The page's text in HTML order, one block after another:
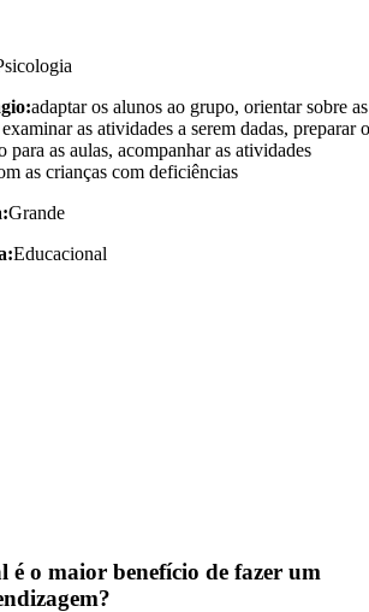
adaptar os alunos ao grupo, orientar sobre as
as atividades a serem dadas, preparar o
para as aulas, acompanhar as atividades
as crianças com deficiências
Grande
Educacional
é o maior benefício de fazer um